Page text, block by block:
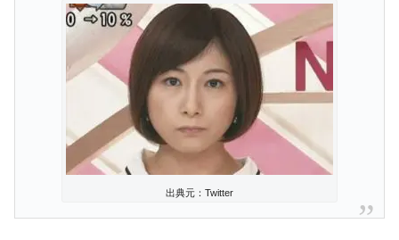
出典元：Twitter